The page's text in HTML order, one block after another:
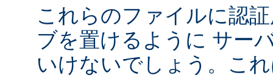
これらのファイルに認
ブを置けるように サー
いけないでしょう。こ